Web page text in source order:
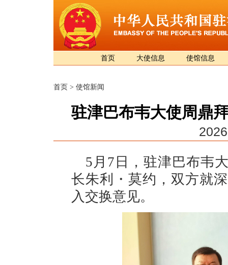
首页 大使信息 使馆信息
首页 > 使馆新闻
驻津巴布韦大使周鼎
5月7日，驻津巴布韦
长朱利・莫约，双方就
入交换意见。